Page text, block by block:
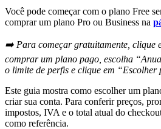
Você pode começar com o plano Free
comprar um plano Pro ou Business na
➡️ Para começar gratuitamente, clique
comprar um plano pago, escolha
o limite de perfis e clique em “Escolher
Este guia mostra como escolher um
criar sua conta. Para conferir preços,
impostos, IVA e o total atual do
como referência.